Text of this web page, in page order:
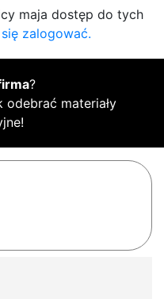
maja dostęp do tych
zalogować.
?
odebrać materiały